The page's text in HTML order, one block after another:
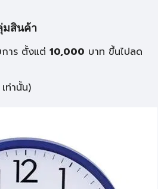
มสินค้า
การ ตั้งแต่ 10,000 บาท ขึ้นไปลด
ท่านั้น)